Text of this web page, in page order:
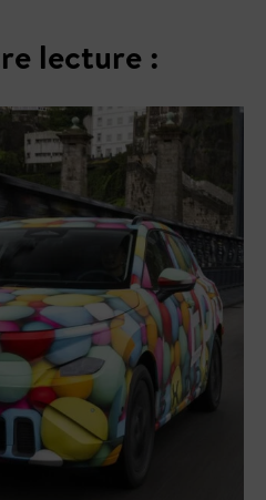
lecture :